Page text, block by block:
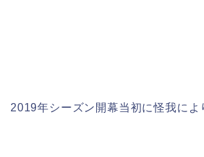
2019年シーズン開幕当初に怪我によ